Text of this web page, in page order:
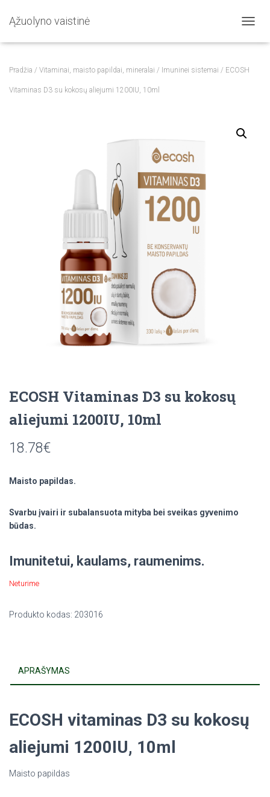
Ąžuolyno vaistinė
O
Pradžia / Vitaminai, maisto papildai, mineralai / Imuninei sistemai / ECOSH
Vitaminas D3 su kokosų aliejumi 1200IU, 10ml
ECOSH Vitaminas D3 su kokosų
aliejumi 1200IU, 10ml
18.78€
Maisto papildas.
Svarbu įvairi ir subalansuota mityba bei sveikas gyvenimo
būdas.
Imunitetui, kaulams, raumenims.
Neturime
Produkto kodas: 203016
APRAŠYMAS
ECOSH vitaminas D3 su kokosų
aliejumi 1200IU, 10ml
Maisto papildas